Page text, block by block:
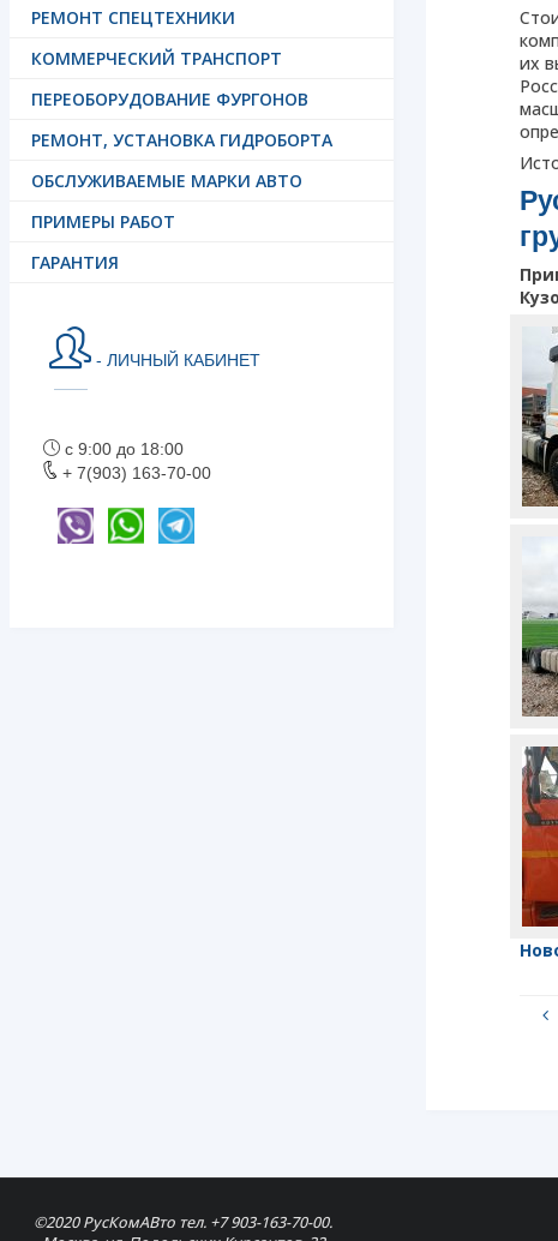
их
РЕМОНТ СПЕЦТЕХНИКИ
КОММЕРЧЕСКИЙ ТРАНСПОРТ
ПЕРЕОБОРУДОВАНИЕ ФУРГОНОВ
РЕМОНТ, УСТАНОВКА ГИДРОБОРТА
ОБСЛУЖИВАЕМЫЕ МАРКИ АВТО
ПРИМЕРЫ РАБОТ
ГАРАНТИЯ
- ЛИЧНЫЙ КАБИНЕТ
с 9:00 до 18:00
+ 7(903) 163-70-00
©2020 РусКомАВто тел. +7 903-163-70-00.